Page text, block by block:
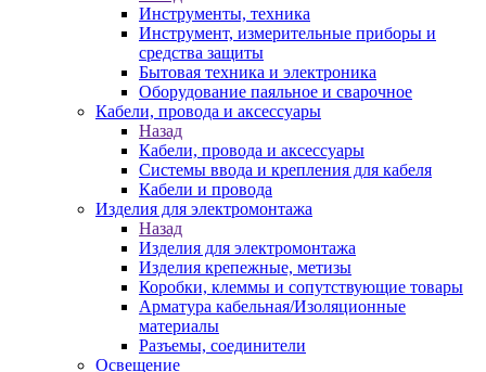
Инструменты, техника
Инструмент, измерительные приборы и
средства защиты
Бытовая техника и электроника
Оборудование паяльное и сварочное
Кабели, провода и аксессуары
Назад
Кабели, провода и аксессуары
Системы ввода и крепления для кабеля
Кабели и провода
Изделия для электромонтажа
Назад
Изделия для электромонтажа
Изделия крепежные, метизы
Коробки, клеммы и сопутствующие товары
Арматура кабельная/Изоляционные
материалы
Разъемы, соединители
Освещение